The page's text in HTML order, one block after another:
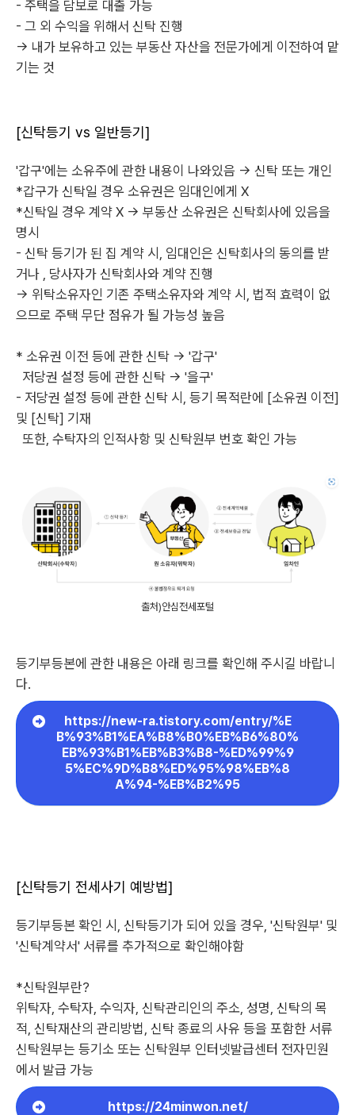
- 주택을 담보로 대출 가능
- 그 외 수익을 위해서 신탁 진행
-> 내가 보유하고 있는 부동산 자산을 전문가에게 이전하여 맡
기는 것
[신탁등기 vs 일반등기]
'갑구'에는 소유주에 관한 내용이 나와있음 -> 신탁 또는 개인
*갑구가 신탁일 경우 소유권은 임대인에게 X
*신탁일 경우 계약 X -> 부동산 소유권은 신탁회사에 있음을
명시
- 신탁 등기가 된 집 계약 시, 임대인은 신탁회사의 동의를 받
거나 , 당사자가 신탁회사와 계약 진행
-> 위탁소유자인 기존 주택소유자와 계약 시, 법적 효력이 없
으므로 주택 무단 점유가 될 가능성 높음
* 소유권 이전 등에 관한 신탁 -> '갑구'
저당권 설정 등에 관한 신탁 -> '을구'
- 저당권 설정 등에 관한 신탁 시, 등기 목적란에 [소유권 이전]
및 [신탁] 기재
또한, 수탁자의 인적사항 및 신탁원부 번호 확인 가능
출처)안심전세포털
등기부등본에 관한 내용은 아래 링크를 확인해 주시길 바랍니
다.
https://new-ra.tistory.com/entry/%E
B%93%B1%EA%B8%B0%EB%B6%80%
EB%93%B1%EB%B3%B8-%ED%99%9
5%EC%9D%B8%ED%95%98%EB%8
A%94-%EB%B2%95
[신탁등기 전세사기 예방법]
등기부등본 확인 시, 신탁등기가 되어 있을 경우, '신탁원부' 및
'신탁계약서' 서류를 추가적으로 확인해야함
*신탁원부란?
위탁자, 수탁자, 수익자, 신탁관리인의 주소, 성명, 신탁의 목
적, 신탁재산의 관리방법, 신탁 종료의 사유 등을 포함한 서류
신탁원부는 등기소 또는 신탁원부 인터넷발급센터 전자민원
에서 발급 가능
https://24minwon.net/